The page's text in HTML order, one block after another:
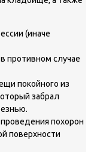
(иначе
противном случае
покойного из
забрал
похорон
поверхности